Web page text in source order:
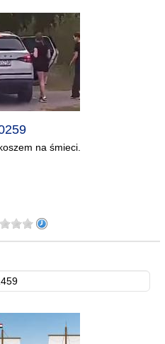
na śmieci.